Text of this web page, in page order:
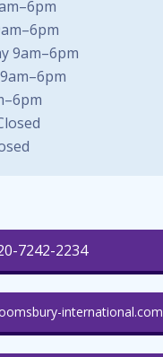
9am–6pm
7242-2234
international.com